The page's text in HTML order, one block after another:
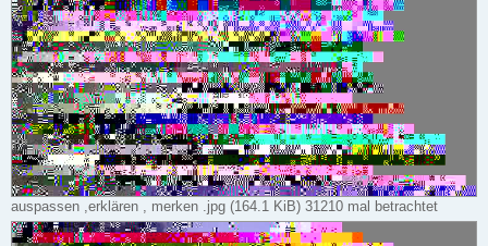
auspassen ,erklären , merken .jpg (164.1 KiB) 31210 mal betrachtet